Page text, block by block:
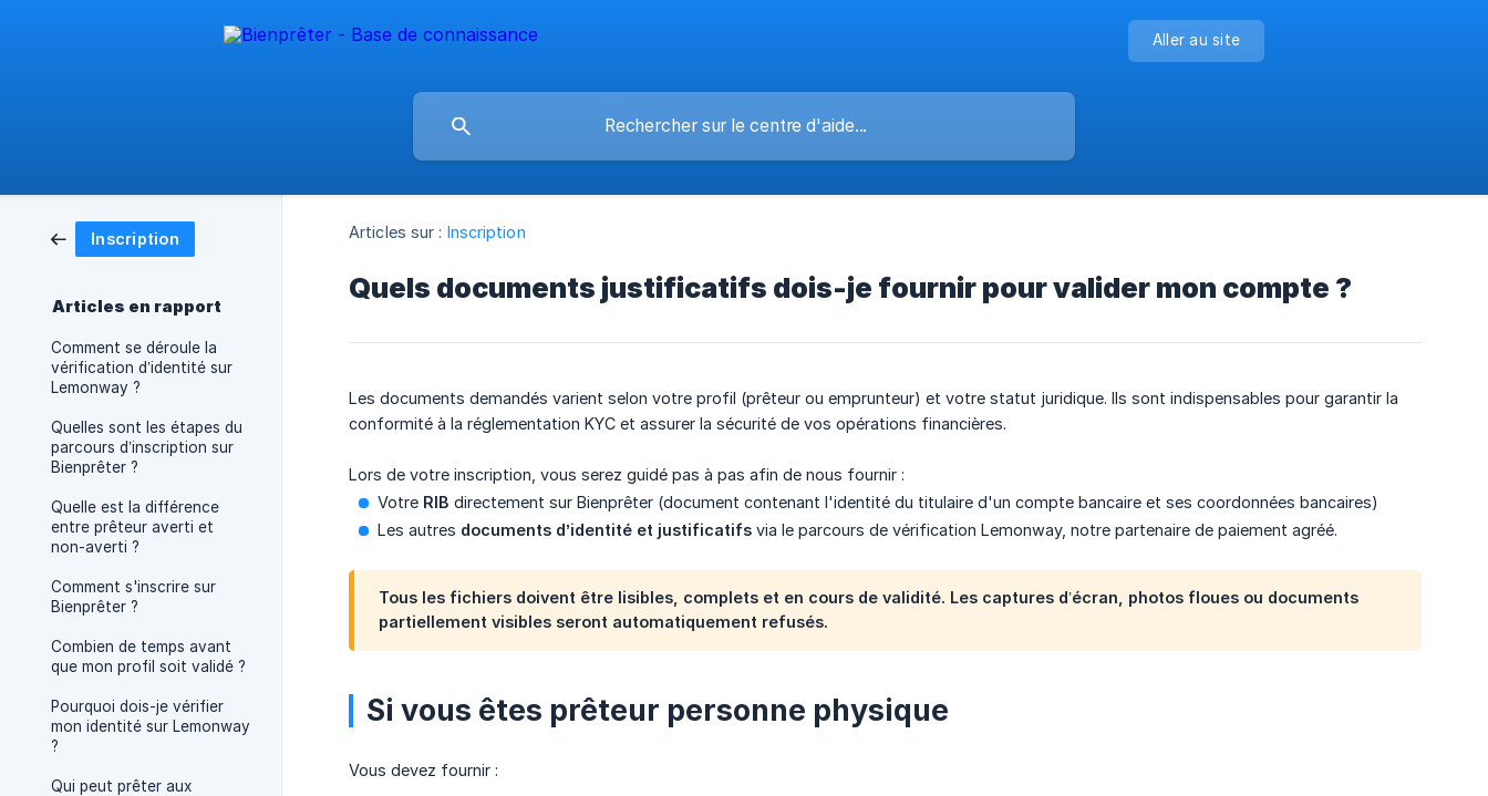
Aller au site
Inscription
Articles en rapport
Comment se déroule la
vérification d’identité sur
Lemonway ?
Quelles sont les étapes du
parcours d’inscription sur
Bienprêter ?
Quelle est la différence
entre prêteur averti et
non-averti ?
Comment s'inscrire sur
Bienprêter ?
Combien de temps avant
que mon profil soit validé ?
Pourquoi dois-je vérifier
mon identité sur Lemonway
?
Qui peut prêter aux
Articles sur : Inscription
Quels documents justificatifs dois-je fournir pour valider mon compte ?
Les documents demandés varient selon votre profil (prêteur ou emprunteur) et votre statut juridique. Ils sont indispensables pour garantir la
conformité à la réglementation KYC et assurer la sécurité de vos opérations financières.
Lors de votre inscription, vous serez guidé pas à pas afin de nous fournir :
Votre RIB directement sur Bienprêter (document contenant l'identité du titulaire d'un compte bancaire et ses coordonnées bancaires)
Les autres documents d’identité et justificatifs via le parcours de vérification Lemonway, notre partenaire de paiement agréé.
Tous les fichiers doivent être lisibles, complets et en cours de validité. Les captures d’écran, photos floues ou documents
partiellement visibles seront automatiquement refusés.
Si vous êtes prêteur personne physique
Vous devez fournir :